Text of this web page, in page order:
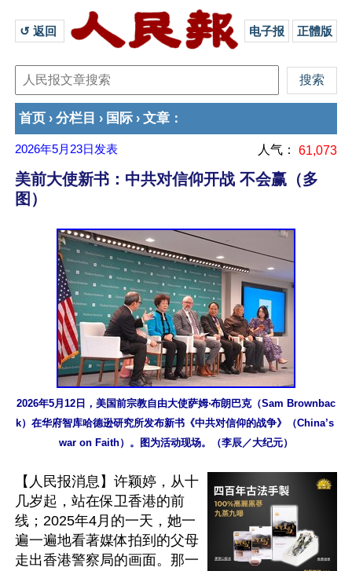
↺ 返回 电子报 正體版
首页 › 分栏目 › 国际 › 文章 ：
2026年5月23日 发表 人气： 61,073
美前大使新书：中共对信仰开战 不会赢（多
图）
2026年5月12日，美国前宗教自由大使萨姆‧布朗巴克（Sam Brownbac
k）在华府智库哈德逊研究所发布新书《中共对信仰的战争》（China’s
war on Faith）。图为活动现场。（李辰／大纪元）
【人民报消息】许颖婷，从十
几岁起，站在保卫香港的前
线；2025年4月的一天，她一
遍一遍地看著媒体拍到的父母
走出香港警察局的画面。那一